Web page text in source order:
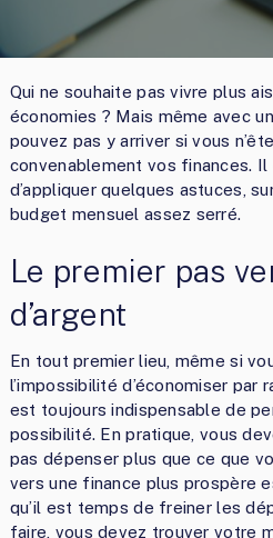
Qui ne souhaite pas vivre plus
économies ? Mais même avec
pouvez pas y arriver si vous
convenablement vos finances.
d’appliquer quelques astuces,
budget mensuel assez serré.
Le premier pas
d’argent
En tout premier lieu, même si
l’impossibilité d’économiser par
est toujours indispensable de
possibilité. En pratique, vous
pas dépenser plus que ce que
vers une finance plus prospère
qu’il est temps de freiner les
faire, vous devez trouver votre